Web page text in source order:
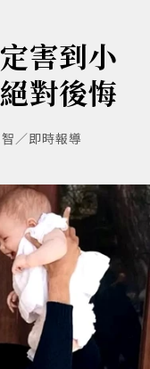
害到小
對後悔
／即時報導